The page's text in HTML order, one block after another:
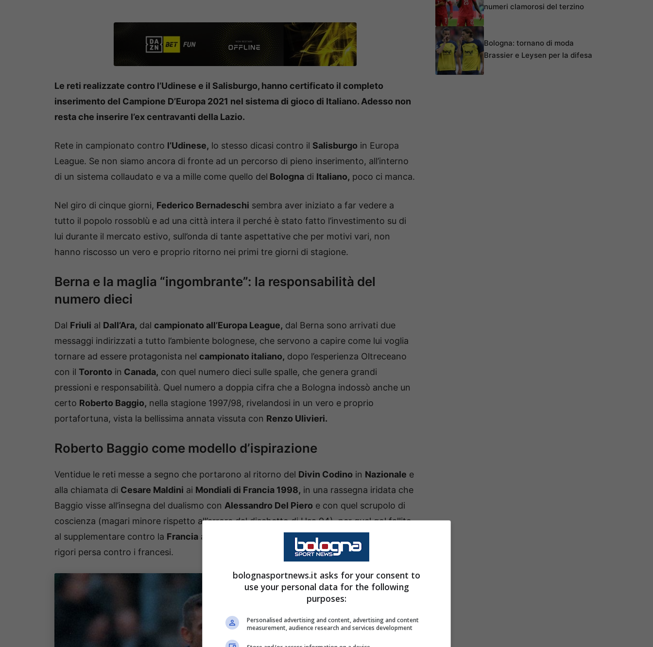
Le reti realizzate contro l’Udinese e il Salisburgo, hanno certificato il completo
inserimento del Campione D’Europa 2021 nel sistema di gioco di Italiano. Adesso non
resta che inserire l’ex centravanti della Lazio.
Rete in campionato contro l’Udinese, lo stesso dicasi contro il Salisburgo in Europa
League. Se non siamo ancora di fronte ad un percorso di pieno inserimento, all’interno
di un sistema collaudato e va a mille come quello del Bologna di Italiano, poco ci manca.
Nel giro di cinque giorni, Federico Bernadeschi sembra aver iniziato a far vedere a
tutto il popolo rossoblù e ad una città intera il perché è stato fatto l’investimento su di
lui durante il mercato estivo, sull’onda di tante aspettative che per motivi vari, non
hanno riscosso un vero e proprio ritorno nei primi tre giorni di stagione.
Berna e la maglia “ingombrante”: la responsabilità del
numero dieci
Dal Friuli al Dall’Ara, dal campionato all’Europa League, dal Berna sono arrivati due
messaggi indirizzati a tutto l’ambiente bolognese, che servono a capire come lui voglia
tornare ad essere protagonista nel campionato italiano, dopo l’esperienza Oltreceano
con il Toronto in Canada, con quel numero dieci sulle spalle, che genera grandi
pressioni e responsabilità. Quel numero a doppia cifra che a Bologna indossò anche un
certo Roberto Baggio, nella stagione 1997/98, rivelandosi in un vero e proprio
portafortuna, vista la bellissima annata vissuta con Renzo Ulivieri.
Roberto Baggio come modello d’ispirazione
Ventidue le reti messe a segno che portarono al ritorno del Divin Codino in Nazionale e
alla chiamata di Cesare Maldini ai Mondiali di Francia 1998, in una rassegna iridata che
Baggio visse all’insegna del dualismo con Alessandro Del Piero e con quel scrupolo di
coscienza (magari minore rispetto all’errore dal dischetto di Usa 94), per quel gol fallito
al supplementare contro la Francia ai
che portò alla lotteria ai calci di
rigori persa contro i francesi.
numeri clamorosi del terzino
Bologna: tornano di moda
Brassier e Leysen per la difesa
bolognasportnews.it asks for your consent to
use your personal data for the following
purposes:
Personalised advertising and content, advertising and content
measurement, audience research and services development